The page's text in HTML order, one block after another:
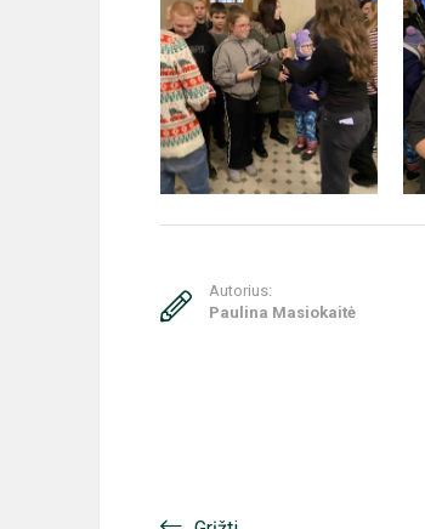
Autorius:
Paulina Masiokaitė